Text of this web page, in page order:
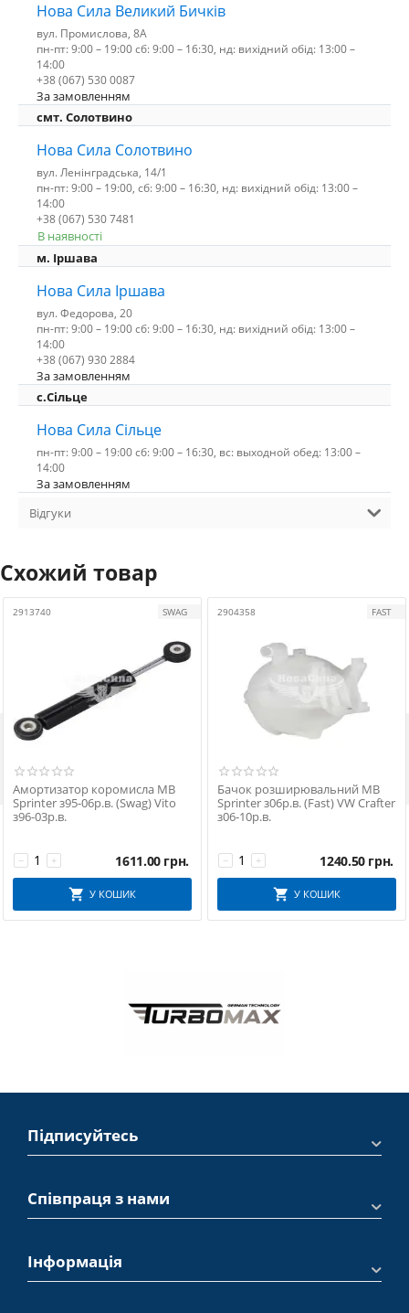
Нова Сила Великий Бичків
вул. Промислова, 8А
пн-пт: 9:00 – 19:00 сб: 9:00 – 16:30, нд: вихідний обід: 13:00 –
14:00
+38 (067) 530 0087
За замовленням
смт. Солотвино
Нова Сила Солотвино
вул. Ленінградська, 14/1
пн-пт: 9:00 – 19:00, сб: 9:00 – 16:30, нд: вихідний обід: 13:00 –
14:00
+38 (067) 530 7481
В наявності
м. Іршава
Нова Сила Іршава
вул. Федорова, 20
пн-пт: 9:00 – 19:00 сб: 9:00 – 16:30, нд: вихідний обід: 13:00 –
14:00
+38 (067) 930 2884
За замовленням
с.Сільце
Нова Сила Сільце
пн-пт: 9:00 – 19:00 сб: 9:00 – 16:30, вс: выходной обед: 13:00 –
14:00
За замовленням
Відгуки
Схожий товар
SWAG
коромисла MB
з95-06р.в. (Swag) Vito
03р.в.
+ 1611.00грн.
У КОШИК
2904358 FAST
Бачок розширювальний MB
Sprinter з06р.в. (Fast) VW Crafter
з06-10р.в.
+ 1240.50грн.
У КОШИК
Підписуйтесь
Співпраця з нами
Інформація